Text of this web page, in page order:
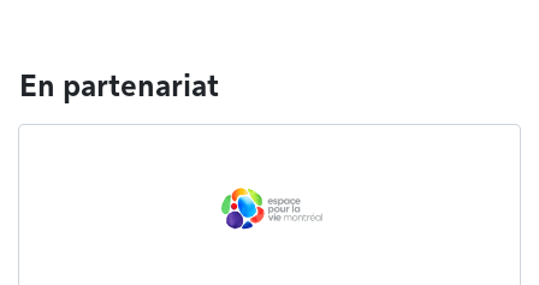
En partenariat